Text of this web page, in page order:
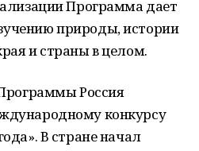
Программа дает
природы, истории
и страны в целом.
Россия
конкурсу
В стране начал